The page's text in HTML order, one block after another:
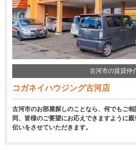
古河市の賃貸仲
コガネイハウジング古河店
古河市のお部屋探しのことなら、何でもご
同、皆様のご要望にお応えできますように
伝いをさせていただきます。